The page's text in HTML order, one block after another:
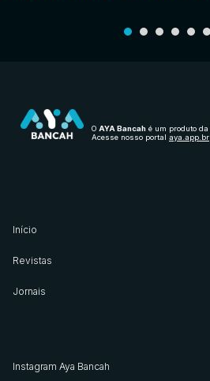
O AYA Bancah é um produto da
Acesse nosso portal aya.app.br
Início
Revistas
Jornais
Instagram Aya Bancah